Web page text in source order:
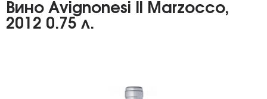
Вино Avignonesi Il Marzocco,
2012 0.75 л.